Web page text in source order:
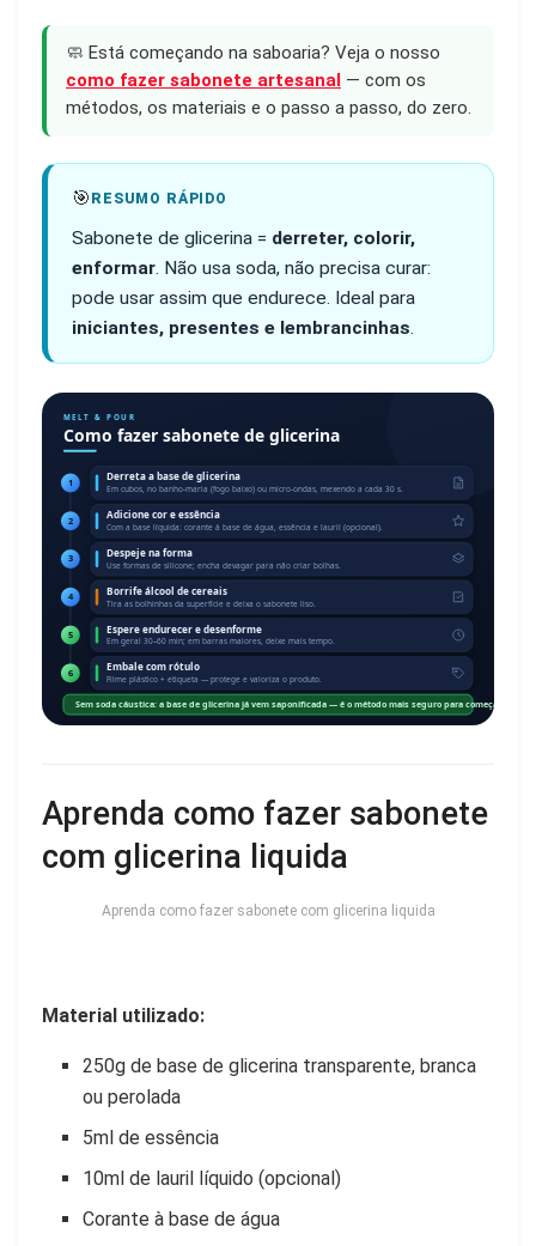
🧼 Está começando na saboaria? Veja o nosso
como fazer sabonete artesanal — com os
métodos, os materiais e o passo a passo, do zero.
🎯 RESUMO RÁPIDO
Sabonete de glicerina = derreter, colorir,
enformar. Não usa soda, não precisa curar:
pode usar assim que endurece. Ideal para
iniciantes, presentes e lembrancinhas.
MELT & POUR
Como fazer sabonete de glicerina
1 Derreta a base de glicerina
Em cubos, no banho-maria (fogo baixo) ou micro-ondas, mexendo a cada 30 s.
2 Adicione cor e essência
Com a base líquida: corante à base de água, essência e lauril (opcional).
3 Despeje na forma
Use formas de silicone; encha devagar para não criar bolhas.
4 Borrife álcool de cereais
Tira as bolhinhas da superfície e deixa o sabonete liso.
5 Espere endurecer e desenforme
Em geral 30–60 min; em barras maiores, deixe mais tempo.
6 Embale com rótulo
Filme plástico + etiqueta — protege e valoriza o produto.
Sem soda cáustica: a base de glicerina já vem saponificada — é o método mais seguro para começar.
Aprenda como fazer sabonete
com glicerina liquida
Aprenda como fazer sabonete com glicerina liquida
Material utilizado:
250g de base de glicerina transparente, branca
ou perolada
5ml de essência
10ml de lauril líquido (opcional)
Corante à base de água